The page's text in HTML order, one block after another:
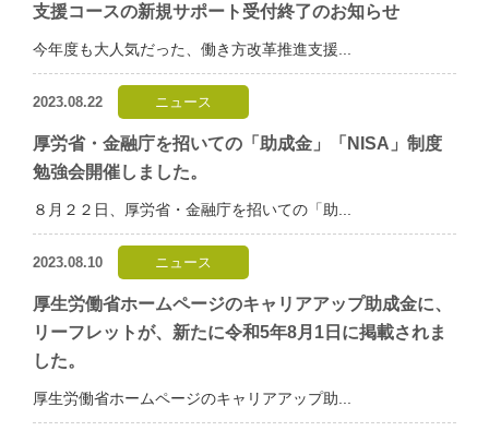
支援コースの新規サポート受付終了のお知らせ
今年度も大人気だった、働き方改革推進支援...
2023.08.22 ニュース
厚労省・金融庁を招いての「助成金」「NISA」制度
勉強会開催しました。
８月２２日、厚労省・金融庁を招いての「助...
2023.08.10 ニュース
厚生労働省ホームページのキャリアアップ助成金に、
リーフレットが、新たに令和5年8月1日に掲載されま
した。
厚生労働省ホームページのキャリアアップ助...